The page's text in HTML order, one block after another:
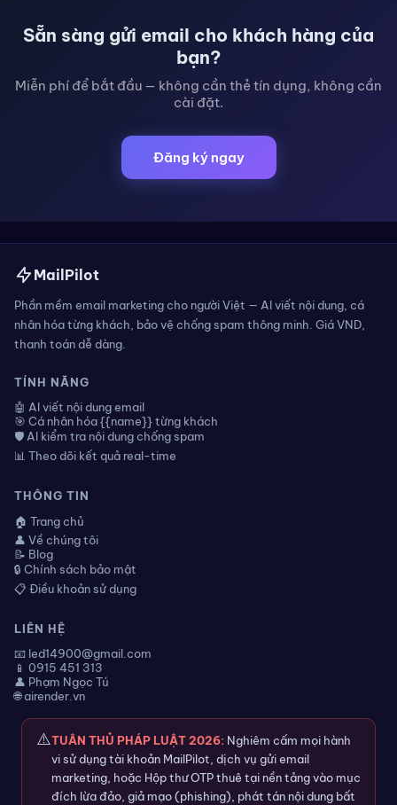
Sẵn sàng gửi email cho khách hàng của
bạn?
Miễn phí để bắt đầu — không cần thẻ tín dụng, không cần
cài đặt.
Đăng ký ngay
MailPilot
Phần mềm email marketing cho người Việt — AI viết nội dung, cá
nhân hóa từng khách, bảo vệ chống spam thông minh. Giá VND,
thanh toán dễ dàng.
TÍNH NĂNG
🤖 AI viết nội dung email
🎯 Cá nhân hóa {{name}} từng khách
🛡️ AI kiểm tra nội dung chống spam
📊 Theo dõi kết quả real-time
THÔNG TIN
🏠 Trang chủ
👤 Về chúng tôi
📝 Blog
🔒 Chính sách bảo mật
📋 Điều khoản sử dụng
LIÊN HỆ
📧 led14900@gmail.com
📱 0915 451 313
👤 Phạm Ngọc Tú
🌐 airender.vn
⚠️TUÂN THỦ PHÁP LUẬT 2026: Nghiêm cấm mọi hành
vi sử dụng tài khoản MailPilot, dịch vụ gửi email
marketing, hoặc Hộp thư OTP thuê tại nền tảng vào mục
đích lừa đảo, giả mạo (phishing), phát tán nội dung bất